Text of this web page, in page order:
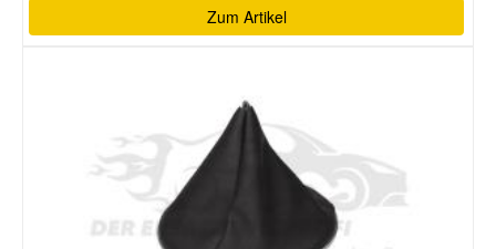
Zum Artikel